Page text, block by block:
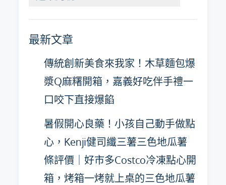
整
最新文章
傳統創新美食來我家！木草麵包爆
漿Q麻糬開箱，嘉義好吃伴手禮一
口咬下直接爆餡
暑假開心良藥！小孩自己動手做點
心，Kenji健司纖三薯三色地瓜薯
條評價｜好市多Costco冷凍點心開
箱，烤箱一烤就上桌的三色地瓜薯